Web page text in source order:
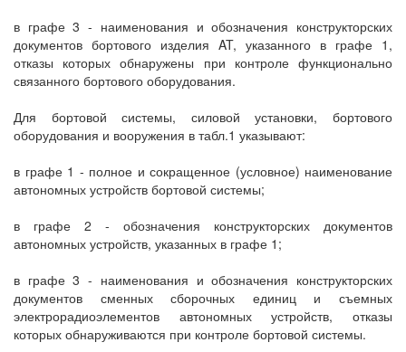
в графе 3 - наименования и обозначения конструкторских
документов бортового изделия AT, указанного в графе 1,
отказы которых обнаружены при контроле функционально
связанного бортового оборудования.
Для бортовой системы, силовой установки, бортового
оборудования и вооружения в табл.1 указывают:
в графе 1 - полное и сокращенное (условное) наименование
автономных устройств бортовой системы;
в графе 2 - обозначения конструкторских документов
автономных устройств, указанных в графе 1;
в графе 3 - наименования и обозначения конструкторских
документов сменных сборочных единиц и съемных
электрорадиоэлементов автономных устройств, отказы
которых обнаруживаются при контроле бортовой системы.